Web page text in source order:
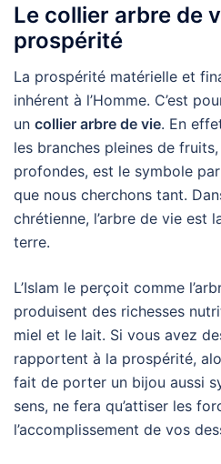
Le collier arbre de
prospérité
La prospérité matérielle et
inhérent à l’Homme. C’est
un collier arbre de vie. En
les branches pleines de
profondes, est le symbole
que nous cherchons tant.
chrétienne, l’arbre de vie est
terre.
L’Islam le perçoit comme
produisent des richesses
miel et le lait. Si vous avez
rapportent à la prospérité,
fait de porter un bijou aussi
sens, ne fera qu’attiser les
l’accomplissement de vos